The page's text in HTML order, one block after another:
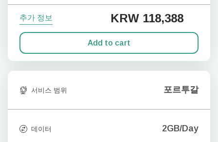
추가 정보 KRW 118,388
Add to cart
서비스 범위 포르투갈
데이터 2GB/Day